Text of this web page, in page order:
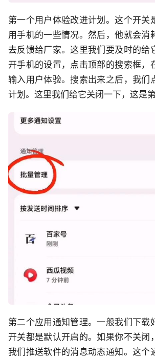
第一个用户体验改进计划。这个开关
用手机的一些情况。然后，他就会消
去反馈给厂家。这里我们要及时的给
开手机的设置，点击顶部的搜索框，
输入用户体验。搜索出来之后，我们
计划。这里我们给它关闭一下，这是第
第二个应用通知管理。一般我们下载
开关都是默认开启的。如果你不关闭
我们推送软件的消息动态通知。这个